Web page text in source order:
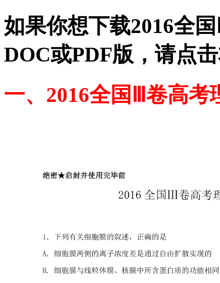
如果你想下载2016全
DOC或PDF版，请点
一、2016全国Ⅲ卷高考